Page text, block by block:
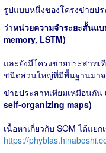
รูปแบบหนึ่งของโครงข่ายป
ว่าหน่วยความจำระยะสั้นแบ
memory, LSTM)
และยังมีโครงข่ายประสาท
ชนิดส่วนใหญ่ที่มีพื้นฐานมาจ
ข่ายประสาทเทียมเหมือนกัน
self-organizing maps)
เนื้อหาเกี่ยวกับ SOM ได้แย
https://